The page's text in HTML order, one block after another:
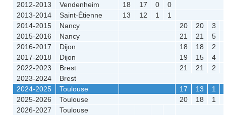
2012-2013
Vendenheim 18 17 0
0
2013-2014
Saint-Étienne 13 12 1
1
2014-2015
Nancy 20 20 3
2015-2016
Nancy 21 21 5
2016-2017
Dijon 18 18 2
2017-2018
Dijon 19 15 4
2022-2023
Brest 21 21 2
2023-2024
Brest
2024-2025
Toulouse 17 13 1
2025-2026
Toulouse 20 18 1
2026-2027
Toulouse